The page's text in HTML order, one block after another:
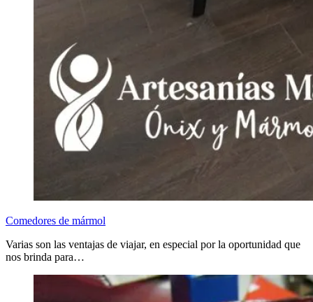
Comedores de mármol
Varias son las ventajas de viajar, en especial por la oportunidad que
nos brinda para…